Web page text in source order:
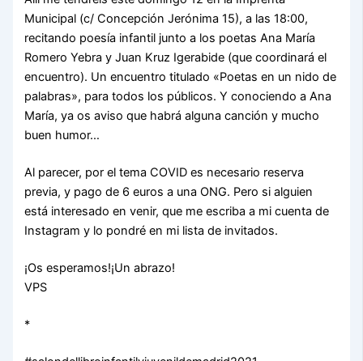
Municipal (c/ Concepción Jerónima 15), a las 18:00,
recitando poesía infantil junto a los poetas Ana María
Romero Yebra y Juan Kruz Igerabide (que coordinará el
encuentro). Un encuentro titulado «Poetas en un nido de
palabras», para todos los públicos. Y conociendo a Ana
María, ya os aviso que habrá alguna canción y mucho
buen humor…
Al parecer, por el tema COVID es necesario reserva
previa, y pago de 6 euros a una ONG. Pero si alguien
está interesado en venir, que me escriba a mi cuenta de
Instagram y lo pondré en mi lista de invitados.
¡Os esperamos!¡Un abrazo!
VPS
*